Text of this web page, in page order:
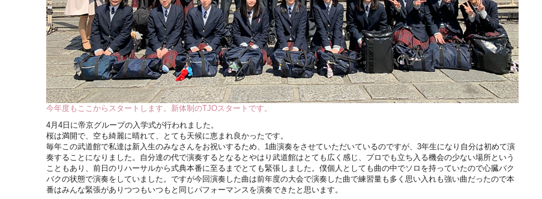
今年度もここからスタートします。新体制のTJOスタートです。
4月4日に帝京グループの入学式が行われました。
桜は満開で、空も綺麗に晴れて、とても天候に恵まれ良かったです。
毎年この武道館で私達は新入生のみなさんをお祝いするため、1曲演奏をさせていただいているのですが、3年生になり自分は初めて演
奏することになりました。自分達の代で演奏するとなるとやはり武道館はとても広く感じ、プロでも立ち入る機会の少ない場所という
こともあり、前日のリハーサルから式典本番に至るまでとても緊張しました。僕個人としても曲の中でソロを持っていたので心臓バク
バクの状態で演奏をしていました。ですが今回演奏した曲は前年度の大会で演奏した曲で練習量も多く思い入れも強い曲だったので本
番はみんな緊張がありつつもいつもと同じパフォーマンスを演奏できたと思います。